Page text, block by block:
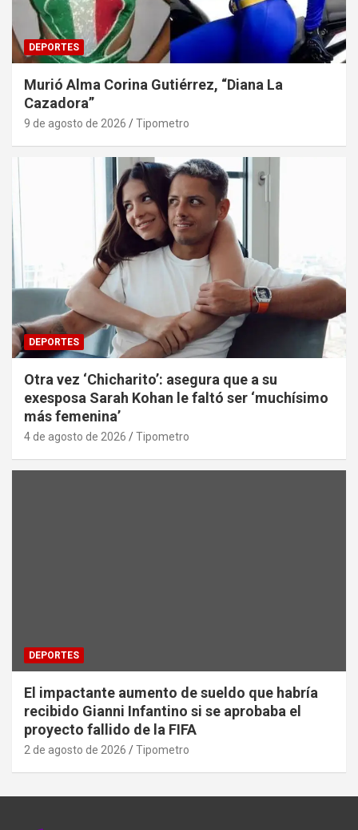
DEPORTES
Murió Alma Corina Gutiérrez, “Diana La
Cazadora”
9 de agosto de 2026 Tipometro
DEPORTES
Otra vez ‘Chicharito’: asegura que a su
exesposa Sarah Kohan le faltó ser ‘muchísimo
más femenina’
4 de agosto de 2026 Tipometro
DEPORTES
El impactante aumento de sueldo que habría
recibido Gianni Infantino si se aprobaba el
proyecto fallido de la FIFA
2 de agosto de 2026 Tipometro